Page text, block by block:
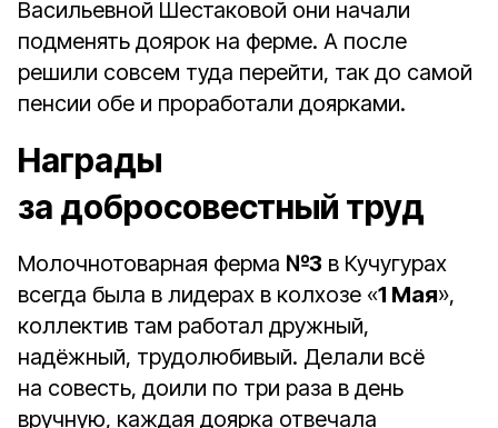
Васильевной Шестаковой они начали
подменять доярок на ферме. А после
решили совсем туда перейти, так до самой
пенсии обе и проработали доярками.
Награды
за добросовестный труд
Молочнотоварная ферма №3 в Кучугурах
всегда была в лидерах в колхозе «1 Мая»,
коллектив там работал дружный,
надёжный, трудолюбивый. Делали всё
на совесть, доили по три раза в день
вручную, каждая доярка отвечала